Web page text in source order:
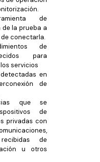
de
la prueba a
conectarla.
de
para
servicios
en
de
que se
de
privadas con
de
u otros